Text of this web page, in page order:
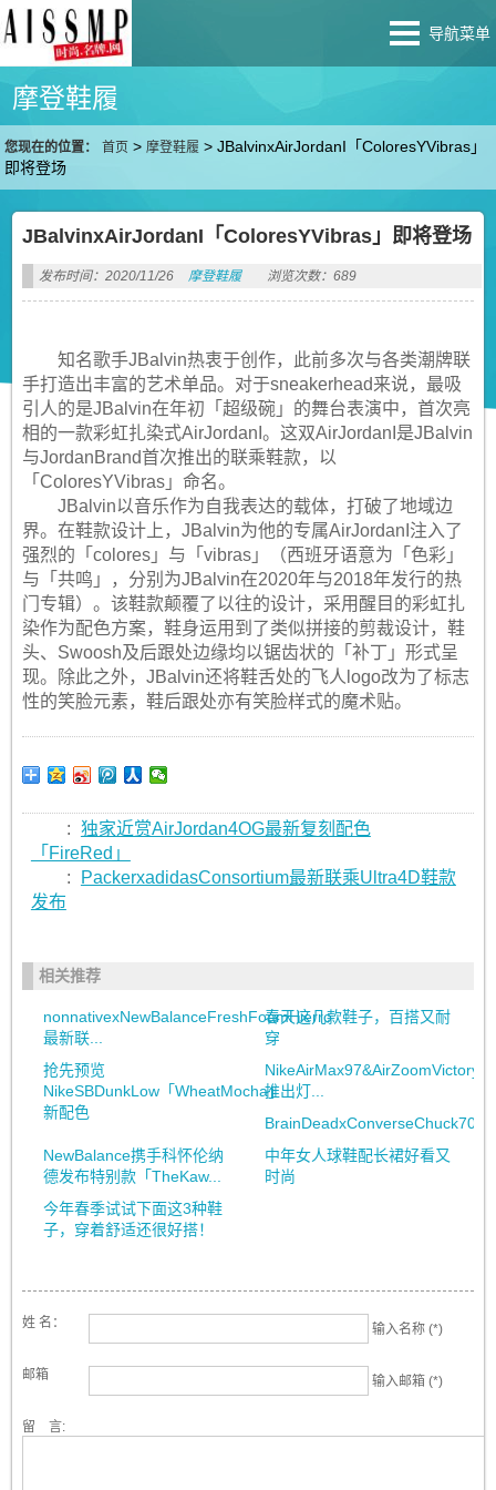
导航菜单
摩登鞋履
您现在的位置： 首页 >摩登鞋履 >JBalvinxAirJordanI「ColoresYVibras」
即将登场
JBalvinxAirJordanI「ColoresYVibras」即将登场
发布时间：2020/11/26 摩登鞋履 浏览次数：689
知名歌手JBalvin热衷于创作，此前多次与各类潮牌联
手打造出丰富的艺术单品。对于sneakerhead来说，最吸
引人的是JBalvin在年初「超级碗」的舞台表演中，首次亮
相的一款彩虹扎染式AirJordanI。这双AirJordanI是JBalvin
与JordanBrand首次推出的联乘鞋款，以
「ColoresYVibras」命名。
JBalvin以音乐作为自我表达的载体，打破了地域边
界。在鞋款设计上，JBalvin为他的专属AirJordanI注入了
强烈的「colores」与「vibras」（西班牙语意为「色彩」
与「共鸣」，分别为JBalvin在2020年与2018年发行的热
门专辑）。该鞋款颠覆了以往的设计，采用醒目的彩虹扎
染作为配色方案，鞋身运用到了类似拼接的剪裁设计，鞋
头、Swoosh及后跟处边缘均以锯齿状的「补丁」形式呈
现。除此之外，JBalvin还将鞋舌处的飞人logo改为了标志
性的笑脸元素，鞋后跟处亦有笑脸样式的魔术贴。
: 独家近赏AirJordan4OG最新复刻配色
「FireRed」
:
PackerxadidasConsortium最新联乘Ultra4D鞋款
发布
相关推荐
nonnativexNewBalanceFreshFoamHierro
最新联...
春天这几款鞋子，百搭又耐
穿
抢先预览
NikeSBDunkLow「WheatMocha」
新配色
推出灯...
NewBalance携手科怀伦纳
德发布特别款「TheKaw...
中年女人球鞋配长裙好看又
时尚
今年春季试试下面这3种鞋
子，穿着舒适还很好搭！
姓 名： 输入名称 (*)
邮箱 输入邮箱 (*)
留 言: